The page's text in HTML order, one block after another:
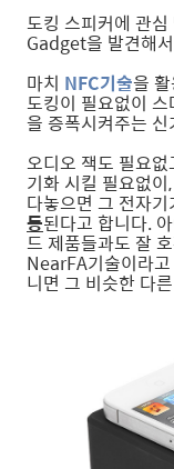
도킹 스피커에 관
Gadget을 발견해
마치 NFC기술을
도킹이 필요없이
을 증폭시켜주는
오디오 잭도 필요
기화 시킬 필요없
다놓으면 그 전자기
동된다고 합니다.
드 제품들과도 잘
NearFA기술이라
니면 그 비슷한 다